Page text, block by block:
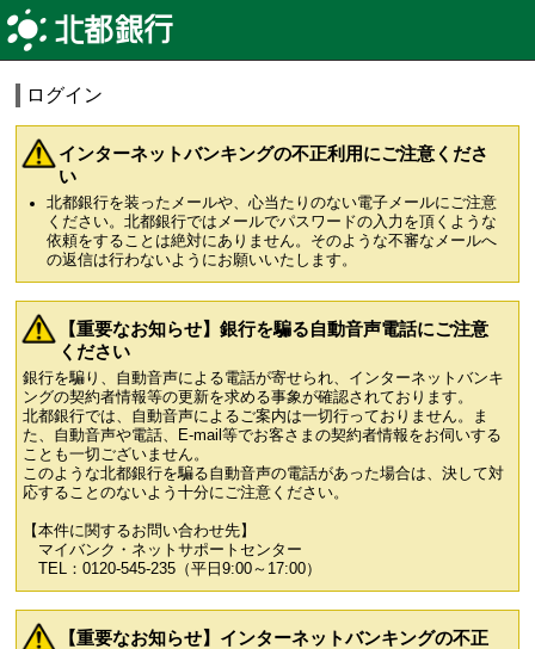
ログイン
インターネットバンキングの不正利用にご注意くださ
い
北都銀行を装ったメールや、心当たりのない電子メールにご注意
ください。北都銀行ではメールでパスワードの入力を頂くような
依頼をすることは絶対にありません。そのような不審なメールへ
の返信は行わないようにお願いいたします。
【重要なお知らせ】銀行を騙る自動音声電話にご注意
ください
銀行を騙り、自動音声による電話が寄せられ、インターネットバンキ
ングの契約者情報等の更新を求める事象が確認されております。
北都銀行では、自動音声によるご案内は一切行っておりません。ま
た、自動音声や電話、E-mail等でお客さまの契約者情報をお伺いする
ことも一切ございません。
このような北都銀行を騙る自動音声の電話があった場合は、決して対
応することのないよう十分にご注意ください。
【本件に関するお問い合わせ先】
マイバンク・ネットサポートセンター
TEL：0120-545-235（平日9:00～17:00）
【重要なお知らせ】インターネットバンキングの不正